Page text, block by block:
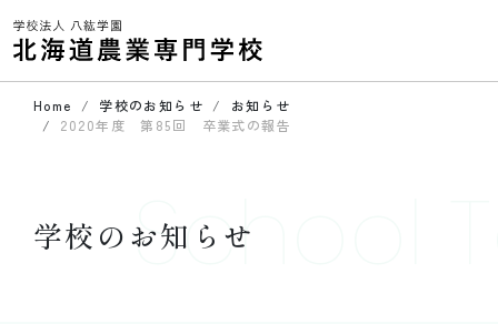
Home 学校のお知らせ
お知らせ
2020年度 第85回 卒業式の報告
学校のお知らせ
School